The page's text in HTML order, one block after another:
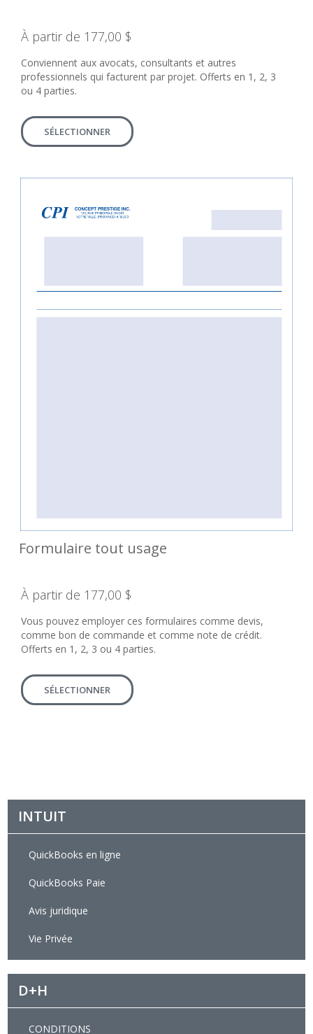
À partir de 177,00 $
Conviennent aux avocats, consultants et autres
professionnels qui facturent par projet. Offerts en 1, 2, 3
ou 4 parties.
SÉLECTIONNER
Formulaire tout usage
À partir de 177,00 $
Vous pouvez employer ces formulaires comme devis,
comme bon de commande et comme note de crédit.
Offerts en 1, 2, 3 ou 4 parties.
SÉLECTIONNER
INTUIT
QuickBooks en ligne
QuickBooks Paie
Avis juridique
Vie Privée
D+H
CONDITIONS